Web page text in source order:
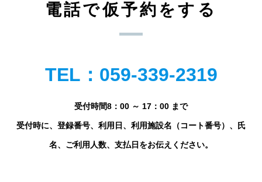
電話で仮予約をする
TEL：059-339-2319
受付時間8：00 ～ 17：00 まで
受付時に、登録番号、利用日、利用施設名（コート番号）、氏
名、ご利用人数、支払日をお伝えください。